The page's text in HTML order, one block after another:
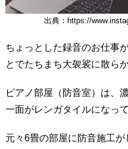
出典：https://
ちょっとした録音のお仕事
とでたちまち大袈裟に散ら
ピアノ部屋（防音室）は、
一面がレンガタイルになって
元々6畳の部屋に防音施工が